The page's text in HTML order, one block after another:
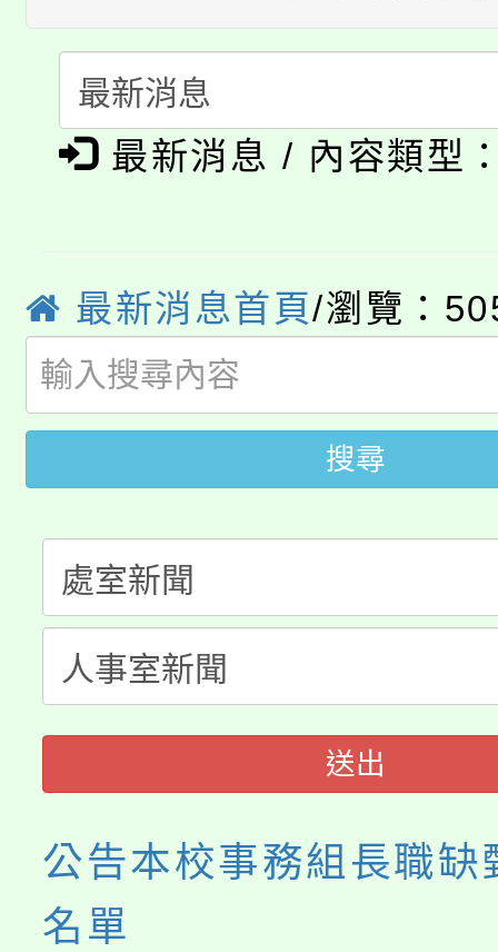
者。
份教師研習
淨零綠生活教案入校路
會
115年食農教育專業人
程
「本色祭」8/29、30在
局官網。
8月14至27日，桃園電
開!
115年桃園市運動會8/
田徑場及游泳池舉行。
桃園市低收入戶享有免
視費優惠，中低收入戶
半價優惠，詳情可洽有
者。
大園自造教育及科技中
份教師增能研習
大溪自造教育及科技中
份教師研習
淨零綠生活教案入校路
會
115年食農教育專業人
程
最新消息 / 內容類型
最新消息首頁/瀏覽：
搜尋
送出
公告本校事務組長職缺
名單